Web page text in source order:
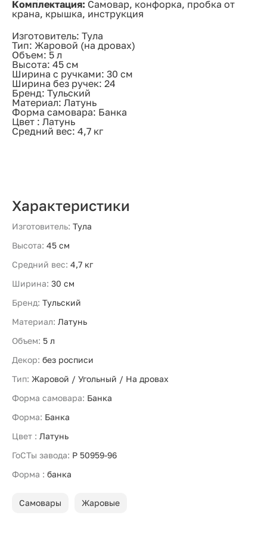
Комплектация: Самовар, конфорка, пробка от
крана, крышка, инструкция
Изготовитель: Тула
Тип: Жаровой (на дровах)
Объем: 5 л
Высота: 45 см
Ширина с ручками: 30 см
Ширина без ручек: 24
Бренд: Тульский
Материал: Латунь
Форма самовара: Банка
Цвет : Латунь
Средний вес: 4,7 кг
Характеристики
Изготовитель: Тула
Высота: 45 см
Средний вес: 4,7 кг
Ширина: 30 см
Бренд: Тульский
Материал: Латунь
Объем: 5 л
Декор: без росписи
Тип: Жаровой / Угольный / На дровах
Форма самовара: Банка
Форма: Банка
Цвет : Латунь
ГоСТы завода: Р 50959-96
Форма : банка
Самовары Жаровые